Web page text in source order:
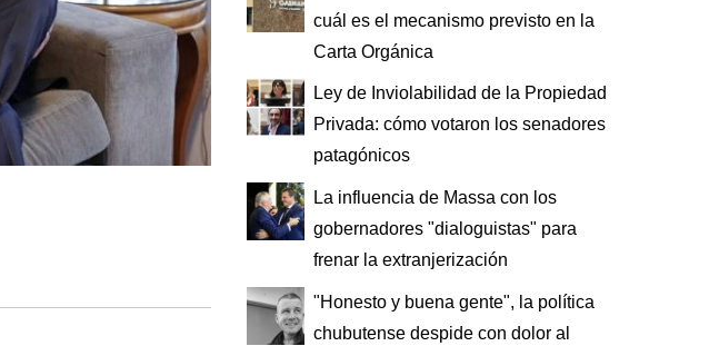
cuál es el mecanismo previsto en la
Carta Orgánica
Ley de Inviolabilidad de la Propiedad
Privada: cómo votaron los senadores
patagónicos
La influencia de Massa con los
gobernadores "dialoguistas" para
frenar la extranjerización
"Honesto y buena gente", la política
chubutense despide con dolor al